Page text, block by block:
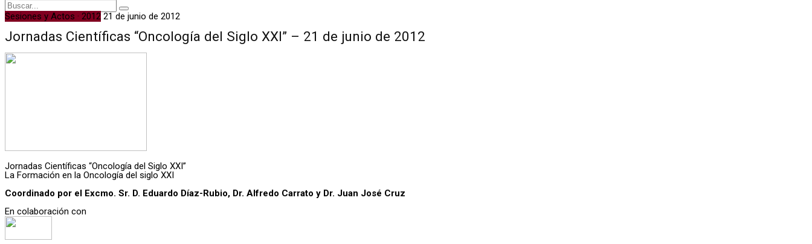
Sesiones y Actos · 2012 21 de junio de 2012
Jornadas Científicas “Oncología del Siglo XXI” – 21 de junio de 2012
Jornadas Científicas “Oncología del Siglo XXI”
La Formación en la Oncología del siglo XXI
Coordinado por el Excmo. Sr. D. Eduardo Díaz-Rubio, Dr. Alfredo Carrato y Dr. Juan José Cruz
En colaboración con